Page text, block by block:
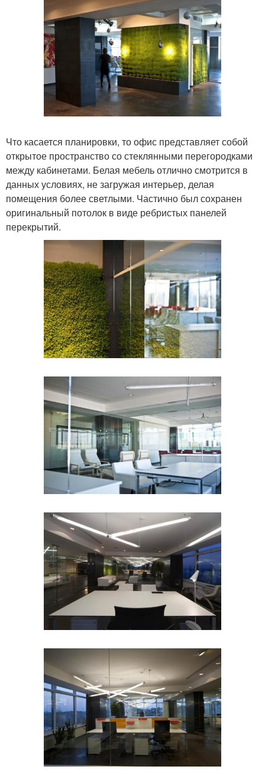
Что касается планировки, то офис представляет собой
открытое пространство со стеклянными перегородками
между кабинетами. Белая мебель отлично смотрится в
данных условиях, не загружая интерьер, делая
помещения более светлыми. Частично был сохранен
оригинальный потолок в виде ребристых панелей
перекрытий.